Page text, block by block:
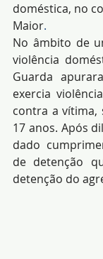
doméstica, no
Maior.
No âmbito de
violência
Guarda
exercia
contra a vítima,
17 anos. Após
dado
de detenção
detenção do